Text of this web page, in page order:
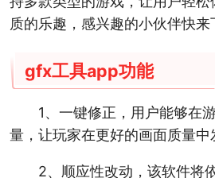
质的乐趣，感兴趣的小伙伴快来
gfx工具app功能
1、一键修正，用户能够在
量，让玩家在更好的画面质量中
2、顺应性改动，该软件将